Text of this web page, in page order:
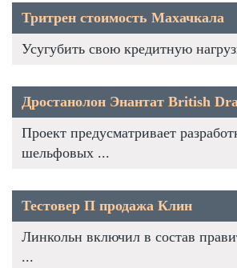
Тритрен стоимость Махачкала
Усугубить свою кредитную
Дростанолон Энантат British
Проект предусматривает
шельфовых ...
Тестовер П продажа Клин
Линкольн включил в состав
...